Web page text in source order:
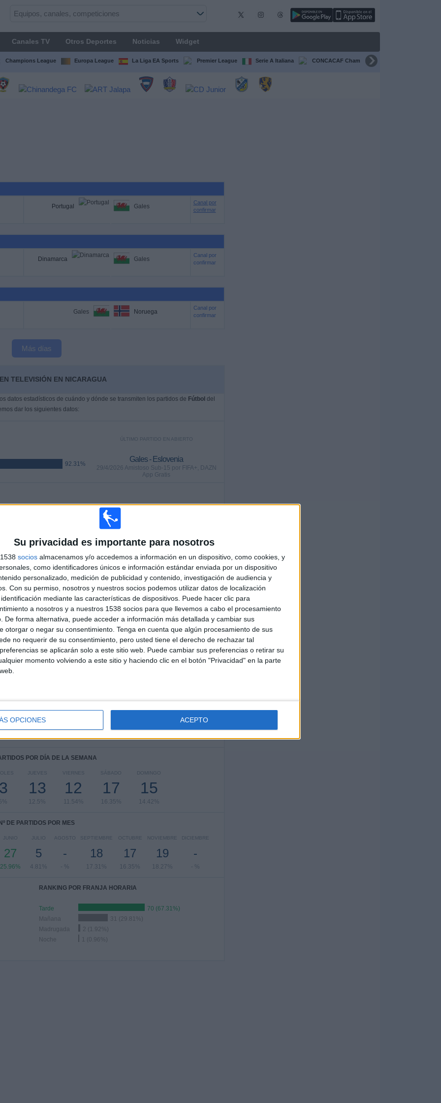
Su privacidad es importante para nosotros
socios almacenamos y/o accedemos a información en un dispositivo, como cookies, y
como identificadores únicos e información estándar enviada por un dispositivo
personalizado, medición de publicidad y contenido, investigación de audiencia y
Con su permiso, nosotros y nuestros socios podemos utilizar datos de localización
mediante las características de dispositivos. Puede hacer clic para
a nosotros y a nuestros 1538 socios para que llevemos a cabo el procesamiento
De forma alternativa, puede acceder a información más detallada y cambiar sus
otorgar o negar su consentimiento. Tenga en cuenta que algún procesamiento de sus
no requerir de su consentimiento, pero usted tiene el derecho de rechazar tal
se aplicarán solo a este sitio web. Puede cambiar sus preferencias o retirar su
momento volviendo a este sitio y haciendo clic en el botón "Privacidad" en la parte
OPCIONES ACEPTO
Canales TV Otros Deportes Noticias Widget
Champions League Europa League La Liga EA Sports Premier League Serie A Italiana CONCACAF Champions Cup
Portugal Gales
Canal por
confirmar
Dinamarca Gales
Canal por
confirmar
Gales Noruega
Canal por
confirmar
Más días
TELEVISIÓN EN NICARAGUA
datos estadísticos de cuándo y dónde se transmiten los partidos de Fútbol del
dar los siguientes datos:
92.31%
ÚLTIMO PARTIDO EN ABIERTO
Gales - Eslovenia
29/4/2026 Amistoso Sub-15 por FIFA+, DAZN
App Gratis
GRATUÍTO
PARTIDOS
DE PAGO
TOTAL
50
RIVALES
MÁXIMO
6
VS Bélgica
TOTAL
10
COMPETICIONES
RANKING POR COMPETICIONES
Ver ranking completo
POR DÍA DE LA SEMANA
JUEVES
13
12.5%
VIERNES
12
11.54%
SÁBADO
17
16.35%
DOMINGO
15
14.42%
Nº DE PARTIDOS POR MES
JUNIO
27
25.96%
JULIO
5
4.81%
AGOSTO
-
- %
SEPTIEMBRE
18
17.31%
OCTUBRE
17
16.35%
NOVIEMBRE
19
18.27%
DICIEMBRE
-
- %
RANKING POR FRANJA HORARIA
Tarde
70 (67.31%)
Mañana
31 (29.81%)
Madrugada
2 (1.92%)
Noche
1 (0.96%)